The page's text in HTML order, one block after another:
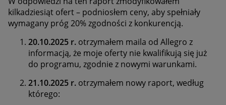
kilkadziesiąt ofert – podniosłem ceny, aby spełniały
wymagany próg 20% zgodności z konkurencją.
20.10.2025 r. otrzymałem maila od Allegro z
informacją, że moje oferty nie kwalifikują się już
do programu, zgodnie z nowymi warunkami.
21.10.2025 r. otrzymałem nowy raport, według
którego: